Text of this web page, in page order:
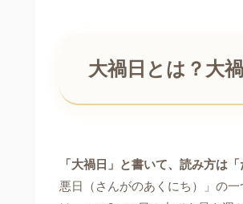
大禍日とは？大
「大禍日」と書いて、読み方は
悪日（さんがのあくにち）」の